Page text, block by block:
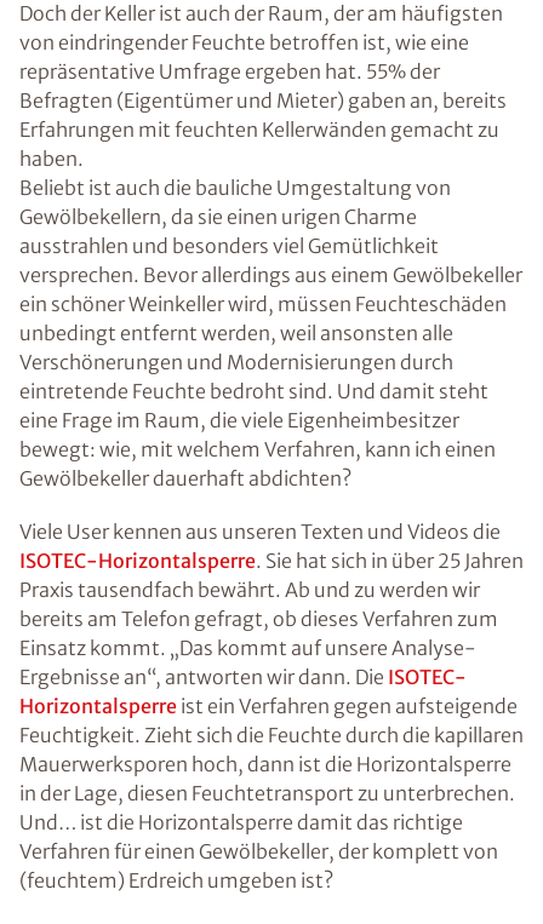
Doch der Keller ist auch der Raum, der am häufigsten
von eindringender Feuchte betroffen ist, wie eine
repräsentative Umfrage ergeben hat. 55% der
Befragten (Eigentümer und Mieter) gaben an, bereits
Erfahrungen mit feuchten Kellerwänden gemacht zu
haben.
Beliebt ist auch die bauliche Umgestaltung von
Gewölbekellern, da sie einen urigen Charme
ausstrahlen und besonders viel Gemütlichkeit
versprechen. Bevor allerdings aus einem Gewölbekeller
ein schöner Weinkeller wird, müssen Feuchteschäden
unbedingt entfernt werden, weil ansonsten alle
Verschönerungen und Modernisierungen durch
eintretende Feuchte bedroht sind. Und damit steht
eine Frage im Raum, die viele Eigenheimbesitzer
bewegt: wie, mit welchem Verfahren, kann ich einen
Gewölbekeller dauerhaft abdichten?
Viele User kennen aus unseren Texten und Videos die
ISOTEC-Horizontalsperre. Sie hat sich in über 25 Jahren
Praxis tausendfach bewährt. Ab und zu werden wir
bereits am Telefon gefragt, ob dieses Verfahren zum
Einsatz kommt. „Das kommt auf unsere Analyse-
Ergebnisse an“, antworten wir dann. Die ISOTEC-
Horizontalsperre ist ein Verfahren gegen aufsteigende
Feuchtigkeit. Zieht sich die Feuchte durch die kapillaren
Mauerwerksporen hoch, dann ist die Horizontalsperre
in der Lage, diesen Feuchtetransport zu unterbrechen.
Und… ist die Horizontalsperre damit das richtige
Verfahren für einen Gewölbekeller, der komplett von
(feuchtem) Erdreich umgeben ist?